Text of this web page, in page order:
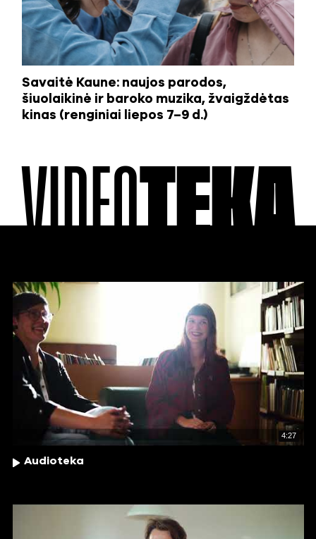
Savaitė Kaune: naujos parodos,
šiuolaikinė ir baroko muzika, žvaigždėtas
kinas (renginiai liepos 7–9 d.)
VIDEOTEKA
4:27
Audioteka